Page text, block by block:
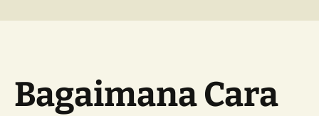
Bagaimana Cara